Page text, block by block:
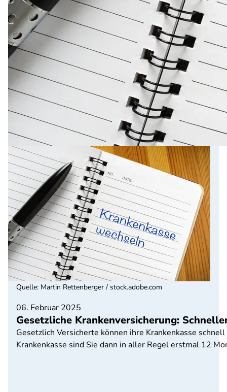
06. Februar 2025
Gesetzliche Krankenversicherung:
Gesetzlich Versicherte können ihre Krankenkasse
Krankenkasse sind Sie dann in aller Regel erstmal 12
Quelle: Martin Rettenberger / stock.adobe.com